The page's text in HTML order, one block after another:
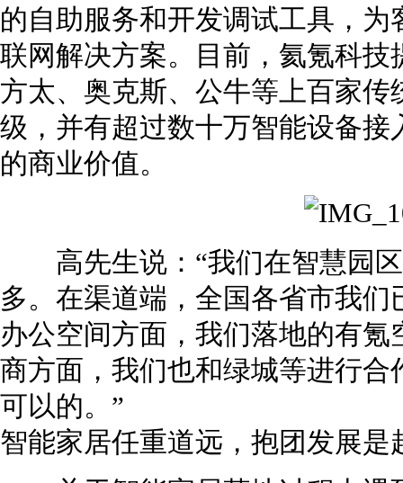
的自助服务和开发调试工具，
联网解决方案。目前，氦氪科
方太、奥克斯、公牛等上百家
级，并有超过数十万智能设备
的商业价值。
高先生说：“我们在智慧园区
多。在渠道端，全国各省市我
办公空间方面，我们落地的有
商方面，我们也和绿城等进行
可以的。”
智能家居任重道远，抱团发展是